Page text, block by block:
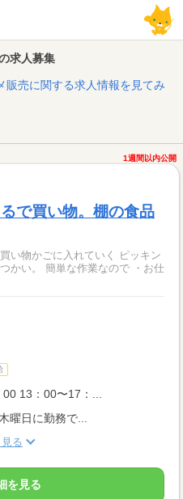
求人募集
販売に関する求人情報を見てみ
1週間以内公開
で買い物。棚の食品
い物かごに入れていく ピッキン
13：00〜17：...
曜日に勤務で...
る
を見る